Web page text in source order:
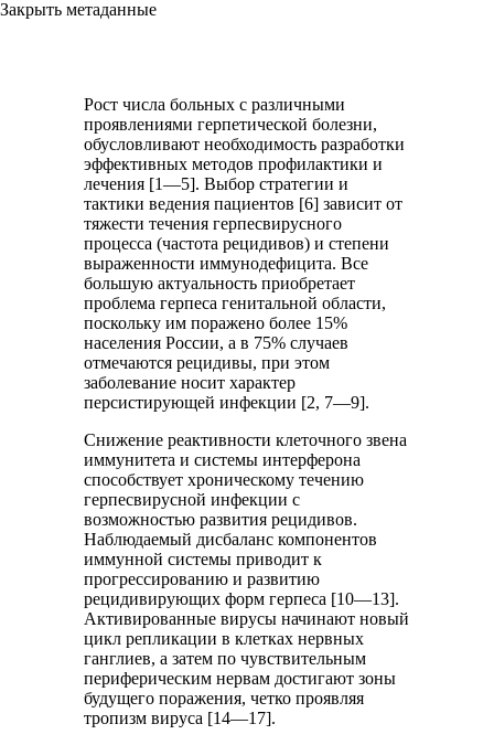
Закрыть метаданные
Рост числа больных с различными
проявлениями герпетической болезни,
обусловливают необходимость разработки
эффективных методов профилактики и
лечения [1—5]. Выбор стратегии и
тактики ведения пациентов [6] зависит от
тяжести течения герпесвирусного
процесса (частота рецидивов) и степени
выраженности иммунодефицита. Все
большую актуальность приобретает
проблема герпеса генитальной области,
поскольку им поражено более 15%
населения России, а в 75% случаев
отмечаются рецидивы, при этом
заболевание носит характер
персистирующей инфекции [2, 7—9].
Снижение реактивности клеточного звена
иммунитета и системы интерферона
способствует хроническому течению
герпесвирусной инфекции с
возможностью развития рецидивов.
Наблюдаемый дисбаланс компонентов
иммунной системы приводит к
прогрессированию и развитию
рецидивирующих форм герпеса [10—13].
Активированные вирусы начинают новый
цикл репликации в клетках нервных
ганглиев, а затем по чувствительным
периферическим нервам достигают зоны
будущего поражения, четко проявляя
тропизм вируса [14—17].